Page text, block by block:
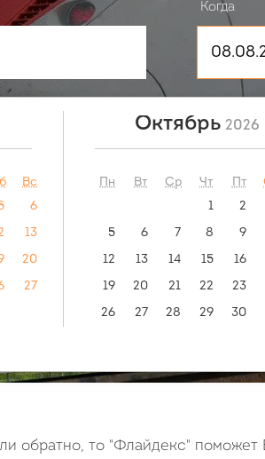
Когда
видео инструкция:
обратно, то "Флайдекс"
Вс
6
13
20
27
Октябрь 2026
Пн Вт Ср Чт Пт
1
2
5
6 7 8 9
12
13 14 15 16
19
20 21 22 23
26
27 28 29 30